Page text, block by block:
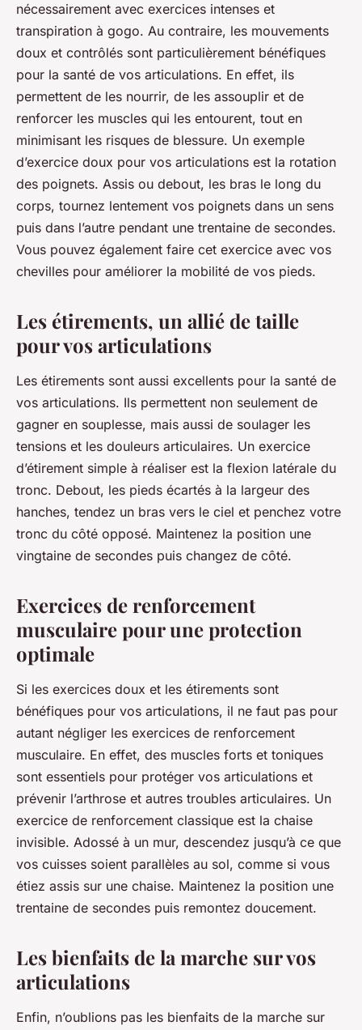
nécessairement avec exercices intenses et
transpiration à gogo. Au contraire, les mouvements
doux et contrôlés sont particulièrement bénéfiques
pour la santé de vos articulations. En effet, ils
permettent de les nourrir, de les assouplir et de
renforcer les muscles qui les entourent, tout en
minimisant les risques de blessure. Un exemple
d’exercice doux pour vos articulations est la rotation
des poignets. Assis ou debout, les bras le long du
corps, tournez lentement vos poignets dans un sens
puis dans l’autre pendant une trentaine de secondes.
Vous pouvez également faire cet exercice avec vos
chevilles pour améliorer la mobilité de vos pieds.
Les étirements, un allié de taille
pour vos articulations
Les étirements sont aussi excellents pour la santé de
vos articulations. Ils permettent non seulement de
gagner en souplesse, mais aussi de soulager les
tensions et les douleurs articulaires. Un exercice
d’étirement simple à réaliser est la flexion latérale du
tronc. Debout, les pieds écartés à la largeur des
hanches, tendez un bras vers le ciel et penchez votre
tronc du côté opposé. Maintenez la position une
vingtaine de secondes puis changez de côté.
Exercices de renforcement
musculaire pour une protection
optimale
Si les exercices doux et les étirements sont
bénéfiques pour vos articulations, il ne faut pas pour
autant négliger les exercices de renforcement
musculaire. En effet, des muscles forts et toniques
sont essentiels pour protéger vos articulations et
prévenir l’arthrose et autres troubles articulaires. Un
exercice de renforcement classique est la chaise
invisible. Adossé à un mur, descendez jusqu’à ce que
vos cuisses soient parallèles au sol, comme si vous
étiez assis sur une chaise. Maintenez la position une
trentaine de secondes puis remontez doucement.
Les bienfaits de la marche sur vos
articulations
Enfin, n’oublions pas les bienfaits de la marche sur